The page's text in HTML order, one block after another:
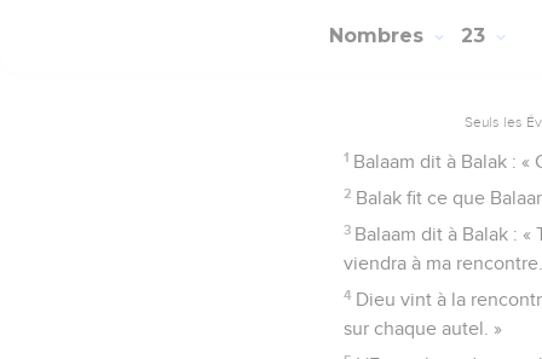
Nombres 23
Seuls les
1 Balaam dit à Balak :
2 Balak fit ce que
3 Balaam dit à Balak :
viendra à ma
4 Dieu vint à la
sur chaque autel. »